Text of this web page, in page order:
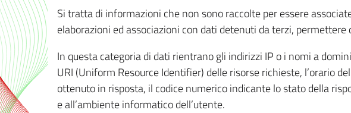
Si tratta di informazioni che non sono raccolte per essere
elaborazioni ed associazioni con dati detenuti da terzi,
In questa categoria di dati rientrano gli indirizzi IP o i nomi a
URI (Uniform Resource Identifier) delle risorse richieste, l’orario
ottenuto in risposta, il codice numerico indicante lo stato della
e all’ambiente informatico dell’utente.